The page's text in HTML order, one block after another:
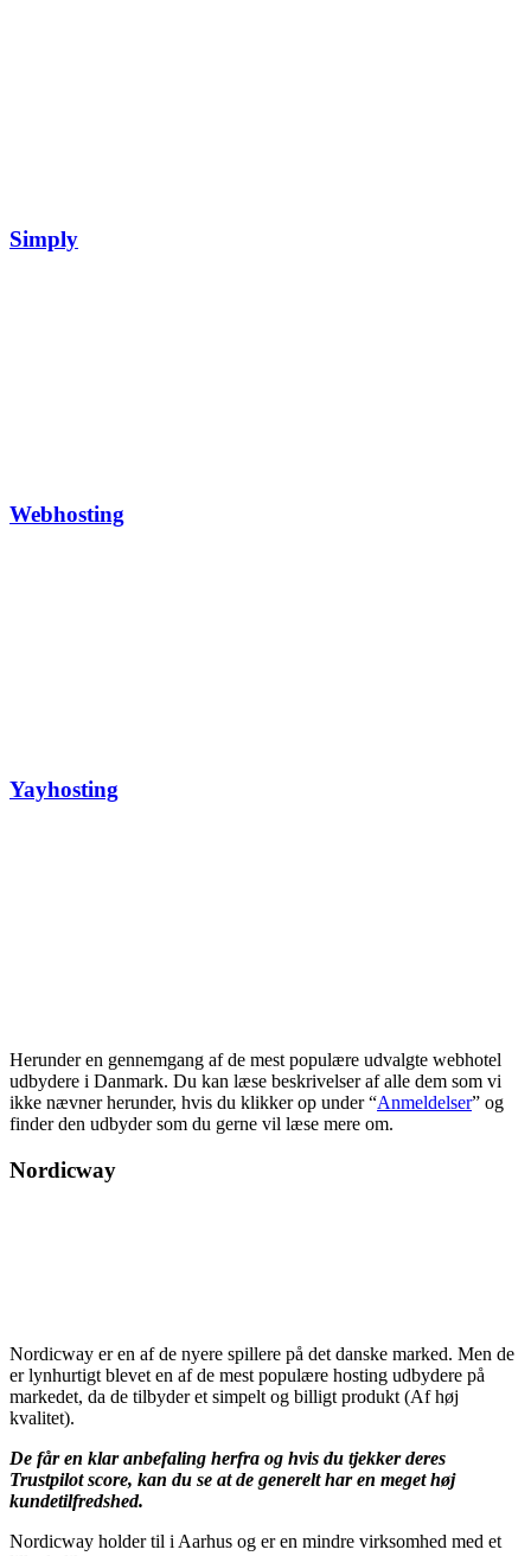
Simply
Webhosting
Yayhosting
Herunder en gennemgang af de mest populære udvalgte webhotel
udbydere i Danmark. Du kan læse beskrivelser af alle dem som vi
ikke nævner herunder, hvis du klikker op under “Anmeldelser” og
finder den udbyder som du gerne vil læse mere om.
Nordicway
Nordicway er en af de nyere spillere på det danske marked. Men de
er lynhurtigt blevet en af de mest populære hosting udbydere på
markedet, da de tilbyder et simpelt og billigt produkt (Af høj
kvalitet).
De får en klar anbefaling herfra og hvis du tjekker deres
Trustpilot score, kan du se at de generelt har en meget høj
kundetilfredshed.
Nordicway holder til i Aarhus og er en mindre virksomhed med et